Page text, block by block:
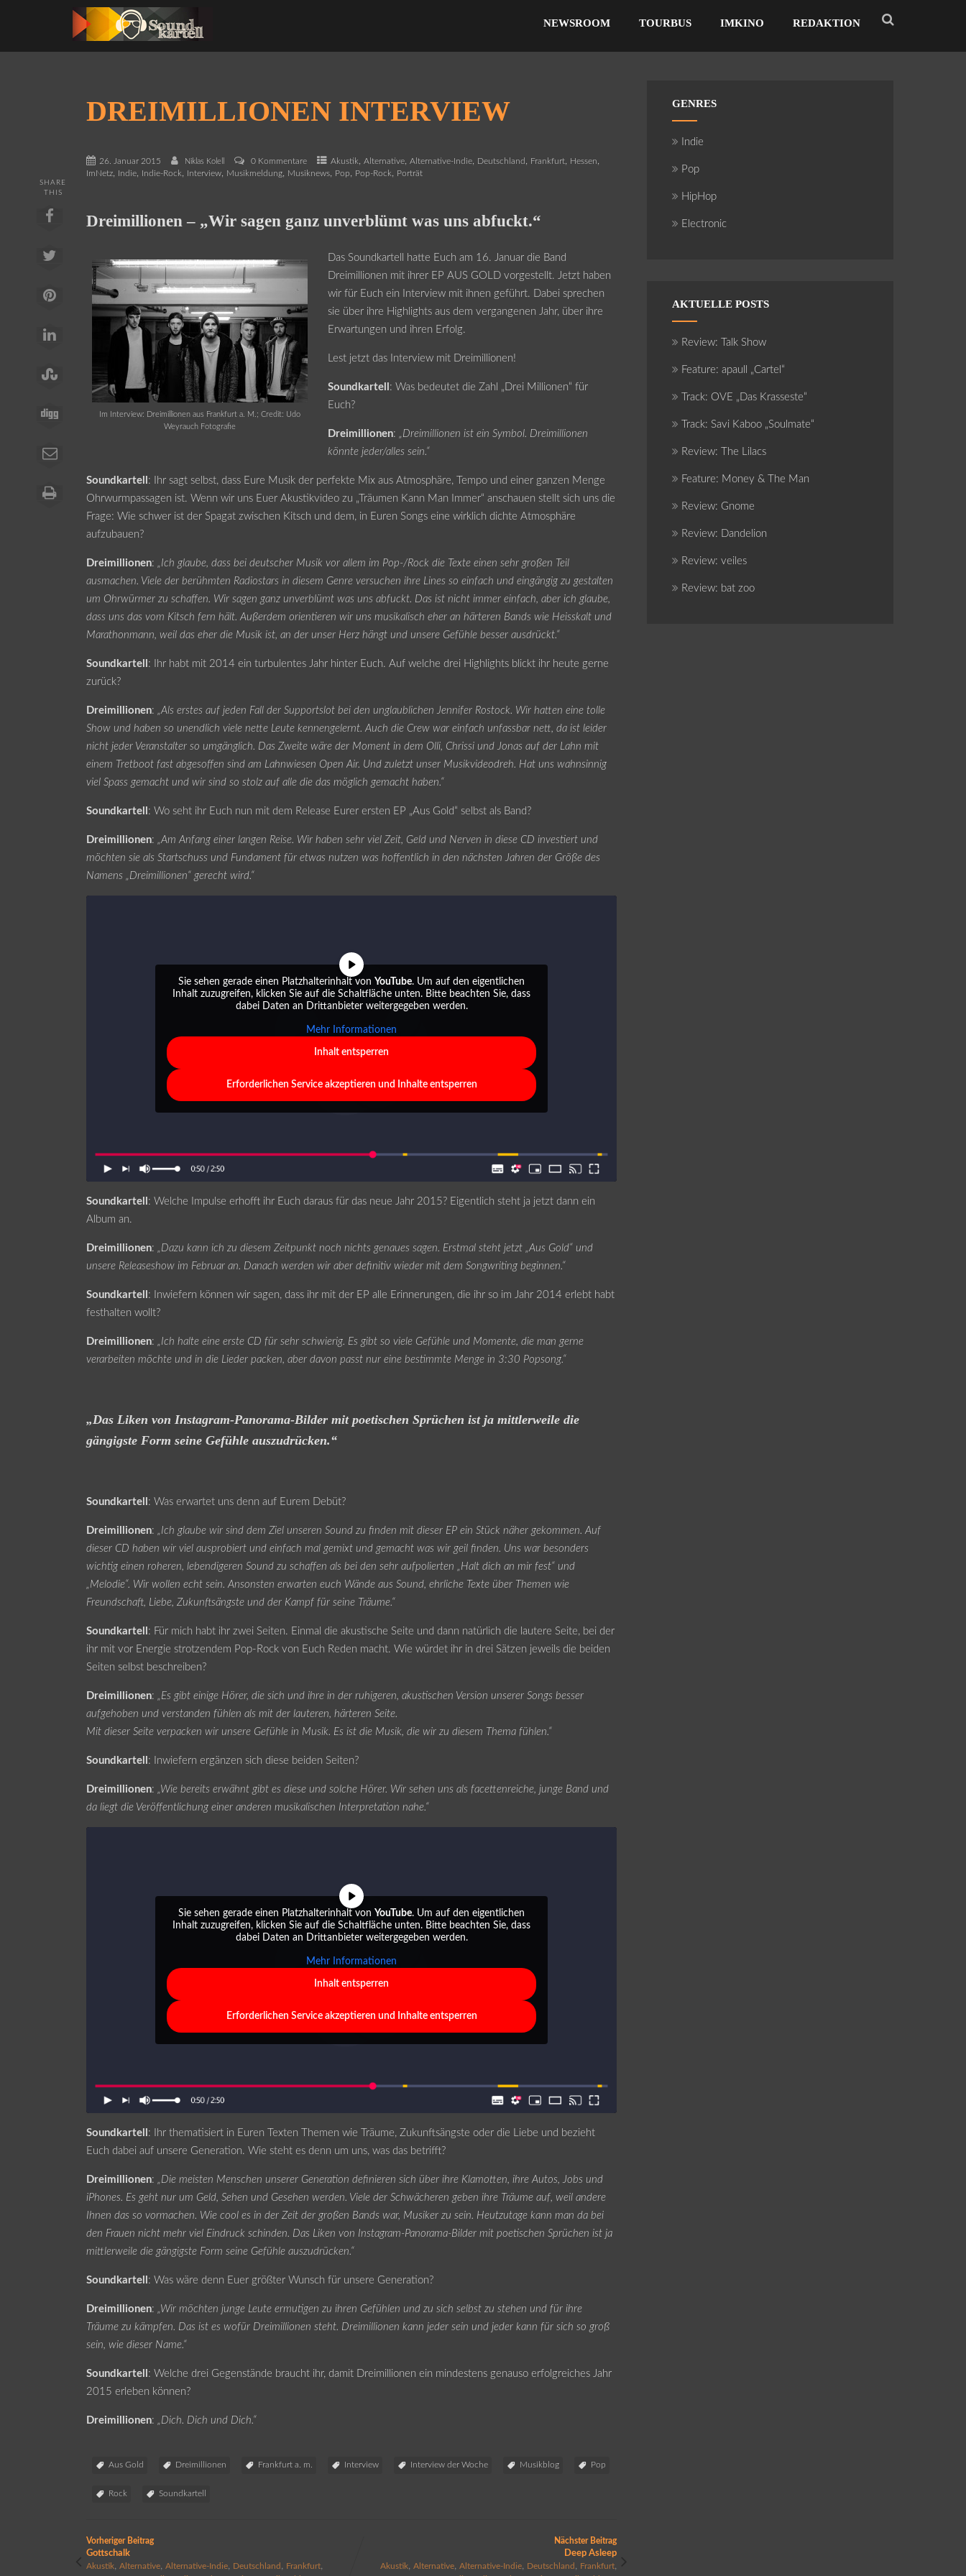
NEWSROOM TOURBUS IMKINO REDAKTION
DREIMILLIONEN INTERVIEW
26. Januar 2015 Niklas Kolell 0 Kommentare Akustik,Alternative,Alternative-Indie, Deutschland , Frankfurt, Hessen,
ImNetz, Indie, Indie-Rock, Interview, Musikmeldung, Musiknews, Pop, Pop-Rock, Porträt
SHARE
THIS
Dreimillionen – „Wir sagen ganz unverblümt was uns abfuckt.“
Im Interview: Dreimillionen aus Frankfurt a. M.; Credit: Udo
Weyrauch Fotografie
Das Soundkartell hatte Euch am 16. Januar die Band
Dreimillionen mit ihrer EP AUS GOLD vorgestellt. Jetzt haben
wir für Euch ein Interview mit ihnen geführt. Dabei sprechen
sie über ihre Highlights aus dem vergangenen Jahr, über ihre
Erwartungen und ihren Erfolg.
Lest jetzt das Interview mit Dreimillionen!
Soundkartell : Was bedeutet die Zahl „Drei Millionen“ für
Euch?
Dreimillionen:
„Dreimillionen ist ein Symbol. Dreimillionen
könnte jeder/alles sein.“
Soundkartell : Ihr sagt selbst, dass Eure Musik der perfekte Mix aus Atmosphäre, Tempo und einer ganzen Menge
Ohrwurmpassagen ist. Wenn wir uns Euer Akustikvideo zu „Träumen Kann Man Immer“ anschauen stellt sich uns die
Frage: Wie schwer ist der Spagat zwischen Kitsch und dem, in Euren Songs eine wirklich dichte Atmosphäre
aufzubauen?
Dreimillionen:
„Ich glaube, dass bei deutscher Musik vor allem im Pop-/Rock die Texte einen sehr großen Teil
ausmachen. Viele der berühmten Radiostars in diesem Genre versuchen ihre Lines so einfach und eingängig zu gestalten
um Ohrwürmer zu schaffen. Wir sagen ganz unverblümt was uns abfuckt. Das ist nicht immer einfach, aber ich glaube,
dass uns das vom Kitsch fern hält. Außerdem orientieren wir uns musikalisch eher an härteren Bands wie Heisskalt und
Marathonmann, weil das eher die Musik ist, an der unser Herz hängt und unsere Gefühle besser ausdrückt.“
Soundkartell : Ihr habt mit 2014 ein turbulentes Jahr hinter Euch. Auf welche drei Highlights blickt ihr heute gerne
zurück?
Dreimillionen:
„Als erstes auf jeden Fall der Supportslot bei den unglaublichen Jennifer Rostock. Wir hatten eine tolle
Show und haben so unendlich viele nette Leute kennengelernt. Auch die Crew war einfach unfassbar nett, da ist leider
nicht jeder Veranstalter so umgänglich. Das Zweite wäre der Moment in dem Olli, Chrissi und Jonas auf der Lahn mit
einem Tretboot fast abgesoffen sind am Lahnwiesen Open Air. Und zuletzt unser Musikvideodreh. Hat uns wahnsinnig
viel Spass gemacht und wir sind so stolz auf alle die das möglich gemacht haben.“
Soundkartell : Wo seht ihr Euch nun mit dem Release Eurer ersten EP „Aus Gold“ selbst als Band?
Dreimillionen:
„Am Anfang einer langen Reise. Wir haben sehr viel Zeit, Geld und Nerven in diese CD investiert und
möchten sie als Startschuss und Fundament für etwas nutzen was hoffentlich in den nächsten Jahren der Größe des
Namens „Dreimillionen“ gerecht wird.“
Sie sehen gerade einen Platzhalterinhalt vonYouTube. Um auf den eigentlichen
Inhalt zuzugreifen, klicken Sie auf die Schaltfläche unten. Bitte beachten Sie, dass
dabei Daten an Drittanbieter weitergegeben werden.
Mehr Informationen
Inhalt entsperren
Erforderlichen Service akzeptieren und Inhalte entsperren
Soundkartell : Welche Impulse erhofft ihr Euch daraus für das neue Jahr 2015? Eigentlich steht ja jetzt dann ein
Album an.
Dreimillionen:
„Dazu kann ich zu diesem Zeitpunkt noch nichts genaues sagen. Erstmal steht jetzt „Aus Gold“ und
unsere Releaseshow im Februar an. Danach werden wir aber definitiv wieder mit dem Songwriting beginnen.“
Soundkartell : Inwiefern können wir sagen, dass ihr mit der EP alle Erinnerungen, die ihr so im Jahr 2014 erlebt habt
festhalten wollt?
Dreimillionen:
„Ich halte eine erste CD für sehr schwierig. Es gibt so viele Gefühle und Momente, die man gerne
verarbeiten möchte und in die Lieder packen, aber davon passt nur eine bestimmte Menge in 3:30 Popsong.“
„Das Liken von Instagram-Panorama-Bilder mit poetischen Sprüchen ist ja mittlerweile die
gängigste Form seine Gefühle auszudrücken.“
Soundkartell : Was erwartet uns denn auf Eurem Debüt?
Dreimillionen:
„Ich glaube wir sind dem Ziel unseren Sound zu finden mit dieser EP ein Stück näher gekommen. Auf
dieser CD haben wir viel ausprobiert und einfach mal gemixt und gemacht was wir geil finden. Uns war besonders
wichtig einen roheren, lebendigeren Sound zu schaffen als bei den sehr aufpolierten „Halt dich an mir fest“ und
„Melodie“. Wir wollen echt sein. Ansonsten erwarten euch Wände aus Sound, ehrliche Texte über Themen wie
Freundschaft, Liebe, Zukunftsängste und der Kampf für seine Träume.“
Soundkartell : Für mich habt ihr zwei Seiten. Einmal die akustische Seite und dann natürlich die lautere Seite, bei der
ihr mit vor Energie strotzendem Pop-Rock von Euch Reden macht. Wie würdet ihr in drei Sätzen jeweils die beiden
Seiten selbst beschreiben?
Dreimillionen:
„Es gibt einige Hörer, die sich und ihre in der ruhigeren, akustischen Version unserer Songs besser
aufgehoben und verstanden fühlen als mit der lauteren, härteren Seite.
Mit dieser Seite verpacken wir unsere Gefühle in Musik. Es ist die Musik, die wir zu diesem Thema fühlen.“
Soundkartell : Inwiefern ergänzen sich diese beiden Seiten?
Dreimillionen:
„Wie bereits erwähnt gibt es diese und solche Hörer. Wir sehen uns als facettenreiche, junge Band und
da liegt die Veröffentlichung einer anderen musikalischen Interpretation nahe.“
Sie sehen gerade einen Platzhalterinhalt vonYouTube. Um auf den eigentlichen
Inhalt zuzugreifen, klicken Sie auf die Schaltfläche unten. Bitte beachten Sie, dass
dabei Daten an Drittanbieter weitergegeben werden.
Mehr Informationen
Inhalt entsperren
Erforderlichen Service akzeptieren und Inhalte entsperren
Soundkartell : Ihr thematisiert in Euren Texten Themen wie Träume, Zukunftsängste oder die Liebe und bezieht
Euch dabei auf unsere Generation. Wie steht es denn um uns, was das betrifft?
Dreimillionen:
„Die meisten Menschen unserer Generation definieren sich über ihre Klamotten, ihre Autos, Jobs und
iPhones. Es geht nur um Geld, Sehen und Gesehen werden. Viele der Schwächeren geben ihre Träume auf, weil andere
Ihnen das so vormachen. Wie cool es in der Zeit der großen Bands war, Musiker zu sein. Heutzutage kann man da bei
den Frauen nicht mehr viel Eindruck schinden. Das Liken von Instagram-Panorama-Bilder mit poetischen Sprüchen ist ja
mittlerweile die gängigste Form seine Gefühle auszudrücken.“
Soundkartell : Was wäre denn Euer größter Wunsch für unsere Generation?
Dreimillionen:
„Wir möchten junge Leute ermutigen zu ihren Gefühlen und zu sich selbst zu stehen und für ihre
Träume zu kämpfen. Das ist es wofür Dreimillionen steht. Dreimillionen kann jeder sein und jeder kann für sich so groß
sein, wie dieser Name.“
Soundkartell : Welche drei Gegenstände braucht ihr, damit Dreimillionen ein mindestens genauso erfolgreiches Jahr
2015 erleben können?
Dreimillionen: „Dich. Dich und Dich.“
Aus Gold Dreimillionen Frankfurt a. m. Interview Interview der Woche Musikblog Pop
Rock Soundkartell
Vorheriger Beitrag
Gottschalk
Akustik ,Alternative ,Alternative-Indie Deutschland Frankfurt
Nächster Beitrag
Deep Asleep
Akustik ,Alternative ,Alternative-Indie Deutschland Frankfurt
GENRES
Indie
Pop
HipHop
Electronic
AKTUELLE POSTS
Review: Talk Show
Feature: apaull „Cartel“
Track: OVE „Das Krasseste“
Track: Savi Kaboo „Soulmate“
Review: The Lilacs
Feature: Money & The Man
Review: Gnome
Review: Dandelion
Review: veiles
Review: bat zoo